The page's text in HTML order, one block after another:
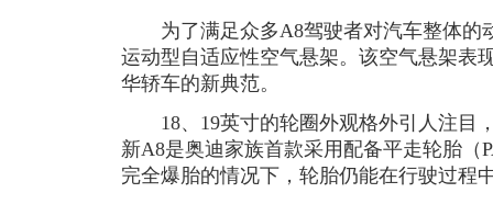
为了满足众多A8驾驶者对汽车整体的
运动型自适应性空气悬架。该空气悬架表
华轿车的新典范。
18、19英寸的轮圈外观格外引人注目
新A8是奥迪家族首款采用配备平走轮胎（
完全爆胎的情况下，轮胎仍能在行驶过程